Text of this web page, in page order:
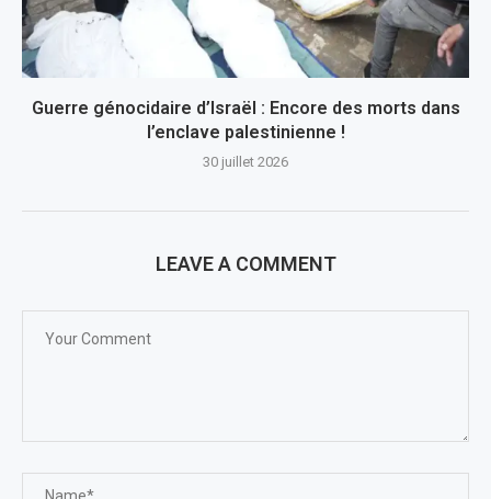
Guerre génocidaire d’Israël : Encore des morts dans
l’enclave palestinienne !
30 juillet 2026
LEAVE A COMMENT